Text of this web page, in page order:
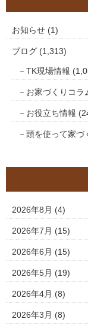
お知らせ (1)
ブログ (1,313)
TK現場情報
お家づくりコラ
お役立ち情報
頭を使って家づ
2026年8月 (4)
2026年7月 (15)
2026年6月 (15)
2026年5月 (19)
2026年4月 (8)
2026年3月 (8)